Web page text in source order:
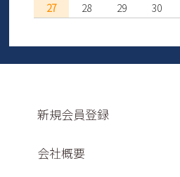
27
28 29 30
新規会員登録
会社概要